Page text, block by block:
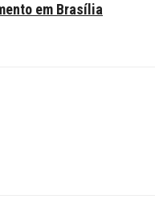
em Brasília